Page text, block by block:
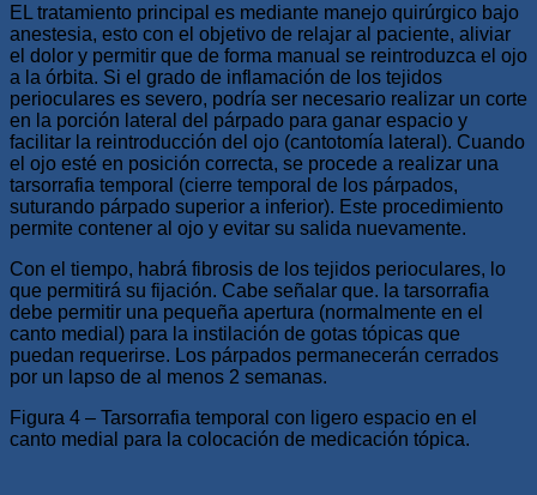
EL tratamiento principal es mediante manejo quirúrgico bajo
anestesia, esto con el objetivo de relajar al paciente, aliviar
el dolor y permitir que de forma manual se reintroduzca el ojo
a la órbita. Si el grado de inflamación de los tejidos
perioculares es severo, podría ser necesario realizar un corte
en la porción lateral del párpado para ganar espacio y
facilitar la reintroducción del ojo (cantotomía lateral). Cuando
el ojo esté en posición correcta, se procede a realizar una
tarsorrafia temporal (cierre temporal de los párpados,
suturando párpado superior a inferior). Este procedimiento
permite contener al ojo y evitar su salida nuevamente.
Con el tiempo, habrá fibrosis de los tejidos perioculares, lo
que permitirá su fijación. Cabe señalar que. la tarsorrafia
debe permitir una pequeña apertura (normalmente en el
canto medial) para la instilación de gotas tópicas que
puedan requerirse. Los párpados permanecerán cerrados
por un lapso de al menos 2 semanas.
Figura 4 – Tarsorrafia temporal con ligero espacio en el
canto medial para la colocación de medicación tópica.